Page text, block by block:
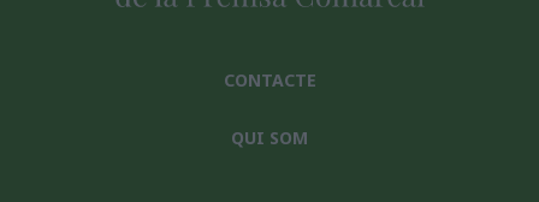
CONTACTE
QUI SOM